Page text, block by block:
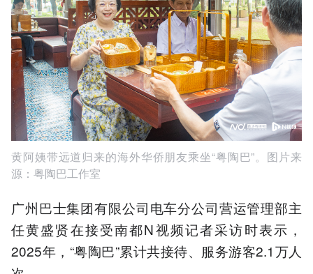
黄阿姨带远道归来的海外华侨朋友乘坐“粤陶巴”。图片来
源：粤陶巴工作室
广州巴士集团有限公司电车分公司营运管理部主
任黄盛贤在接受南都N视频记者采访时表示，
2025年，“粤陶巴”累计共接待、服务游客2.1万人